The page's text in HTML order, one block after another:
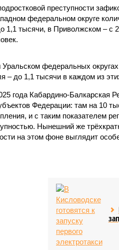
преступности
федеральном округе
1,1 тысячи, в Приволжском – с
федеральных
– до 1,1 тысячи в каждом из
года Кабардино-Балкарская
Федерации: там на 10
и с таким показателем
Нынешний же
на этом фоне выглядит